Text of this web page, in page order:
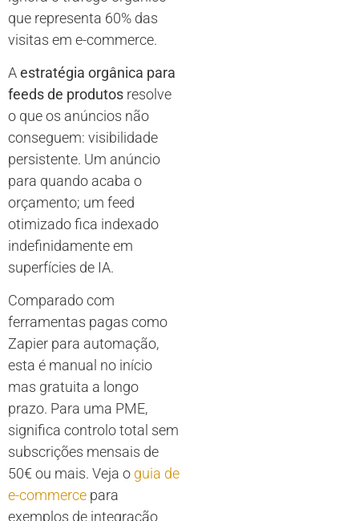
que representa 60% das
visitas em e-commerce.
Aestratégia orgânica para
feeds de produtos resolve
o que os anúncios não
conseguem: visibilidade
persistente. Um anúncio
para quando acaba o
orçamento; um feed
otimizado fica indexado
indefinidamente em
superfícies de IA.
Comparado com
ferramentas pagas como
Zapier para automação,
esta é manual no início
mas gratuita a longo
prazo. Para uma PME,
significa controlo total sem
subscrições mensais de
50€ ou mais. Veja o guia de
e-commerce para
exemplos de integração